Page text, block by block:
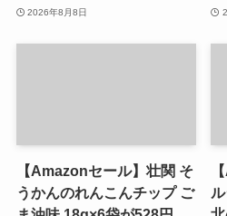
2026年8月8日
【Amazonセール】壮関 そ
うかんのれんこんチップ ご